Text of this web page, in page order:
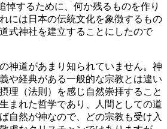
悼するために、何か残るものを作り
には日本の伝統文化を象徴するもの
式神社を建立することにしたので
神道があまり知られていません。神
や経典がある一般的な宗教とは違い
理（法則）を感じ自然崇拝すること
まれた哲学であり、人間としての道
自然が神なので、どの宗教も受け入